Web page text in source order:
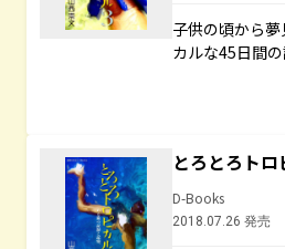
子供の頃から
カルな45日間の
とろとろト
D-Books
2018.07.26 発売